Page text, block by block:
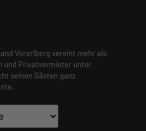
Vorarlberg vereint mehr als
und Privatvermieter unter
seinen Gästen ganz